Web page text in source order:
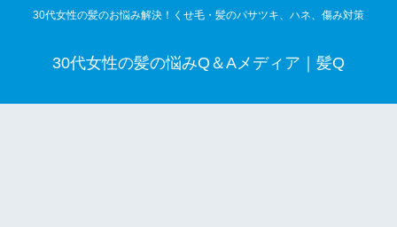
30代女性の髪のお悩み解決！くせ毛・髪のパサツキ、ハネ、傷み対策
30代女性の髪の悩みQ＆Aメディア｜髪Q